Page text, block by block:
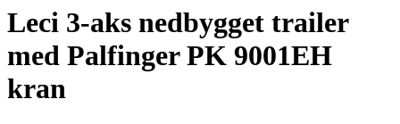
Leci 3-aks nedbygget trailer
med Palfinger PK 9001EH
kran